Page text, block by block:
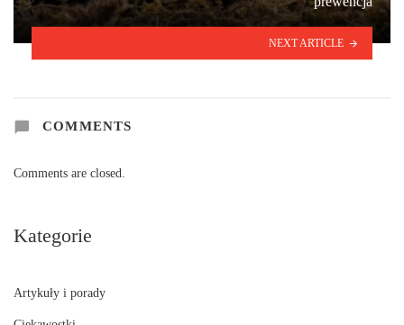
NEXT ARTICLE
COMMENTS
Comments are closed.
Kategorie
Artykuły i porady